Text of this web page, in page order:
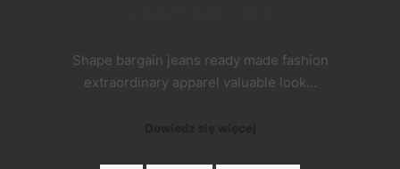
Shape bargain jeans ready made fashion
extraordinary apparel valuable look…